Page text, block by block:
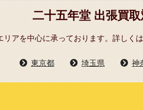
二十五年堂 出張買
リアを中心に承っております。詳しくは
東京都 埼玉県 神